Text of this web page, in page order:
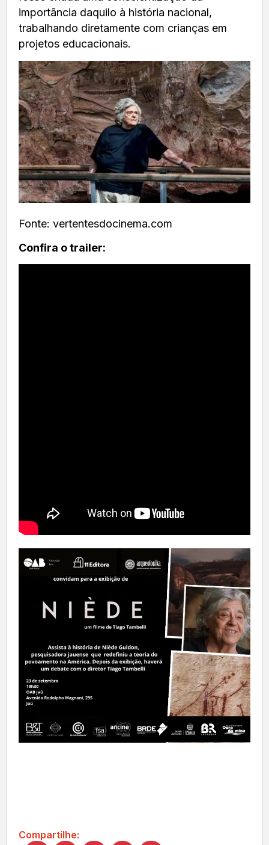
importância daquilo à história nacional,
trabalhando diretamente com crianças em
projetos educacionais.
Fonte: vertentesdocinema.com
Confira o trailer:
Compartilhe: